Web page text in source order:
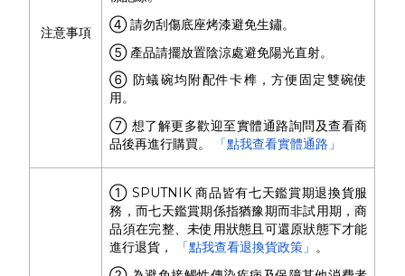
注意事項
④ 請勿刮傷底座烤漆避免生鏽。
⑤ 產品請擺放置陰涼處避免陽光直射。
⑥ 防蟻碗均附配件卡榫，方便固定雙碗使
用。
⑦ 想了解更多歡迎至實體通路詢問及查看商
品後再進行購買。
「點我查看實體通路」
① SPUTNIK 商品皆有七天鑑賞期退換貨服
務，而七天鑑賞期係指猶豫期而非試用期，商
品須在完整、未使用狀態且可還原狀態下才能
進行退貨，
「點我查看退換貨政策」 。